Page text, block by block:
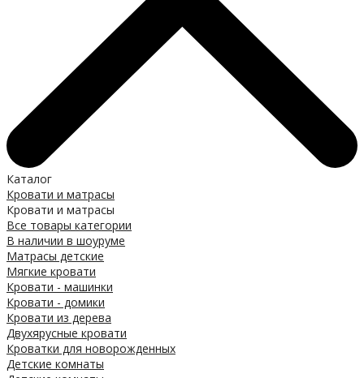
Каталог
Кровати и матрасы
Кровати и матрасы
Все товары категории
В наличии в шоуруме
Матрасы детские
Мягкие кровати
Кровати - машинки
Кровати - домики
Кровати из дерева
Двухярусные кровати
Кроватки для новорожденных
Детские комнаты